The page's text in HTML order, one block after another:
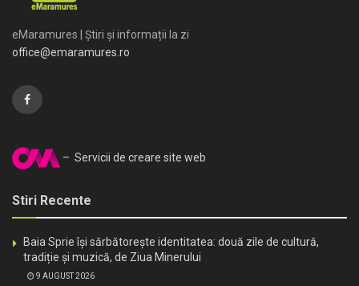
eMaramures | Știri și informații la zi
office@emaramures.ro
– Servicii de creare site web
Stiri Recente
Baia Sprie își sărbătorește identitatea: două zile de cultură,
tradiție și muzică, de Ziua Minerului
9 AUGUST 2026